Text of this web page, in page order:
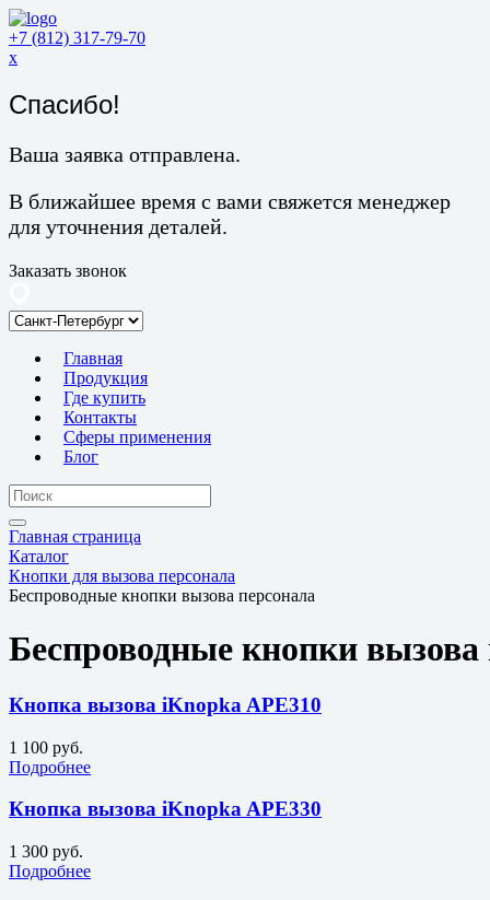
+7 (812) 317-79-70
x
Спасибо!
Ваша заявка отправлена.
В ближайшее время с вами свяжется менеджер
для уточнения деталей.
Заказать звонок
Главная
Продукция
Где купить
Контакты
Сферы применения
Блог
Главная страница
Каталог
Кнопки для вызова персонала
Беспроводные кнопки вызова персонала
Беспроводные кнопки вызова
Кнопка вызова iKnopka APE310
1 100 руб.
Подробнее
Кнопка вызова iKnopka APE330
1 300 руб.
Подробнее